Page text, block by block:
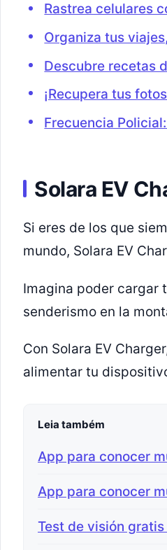
Rastrea celulares
Organiza tus
Descubre recetas
¡Recupera tus
Frecuencia
Solara EV
Si eres de los que
mundo, Solara EV
Imagina poder cargar
senderismo en la
Con Solara EV
alimentar tu
Leia também
App para conocer
App para conocer
Test de visión